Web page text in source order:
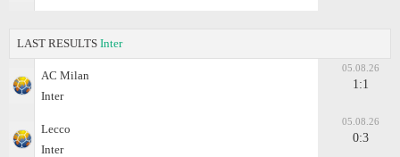
LAST RESULTS Inter
AC Milan
Inter
05.08.26
1:1
Lecco
Inter
05.08.26
0:3